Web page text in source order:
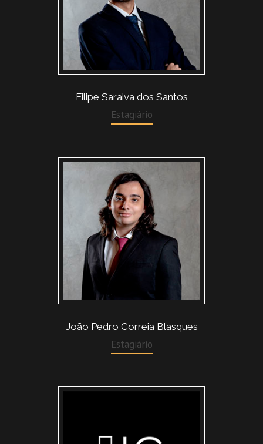
Filipe Saraiva dos Santos
Estagiário
João Pedro Correia Blasques
Estagiário